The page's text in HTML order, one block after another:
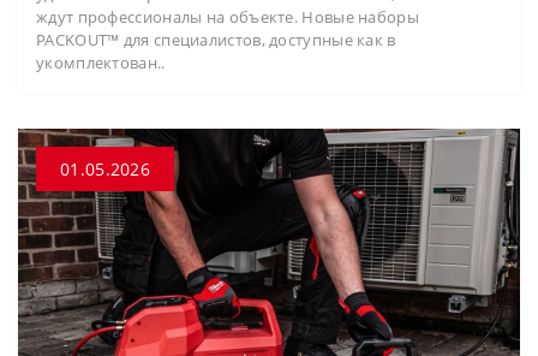
ждут профессионалы на объекте. Новые наборы
PACKOUT™ для специалистов, доступные как в
укомплектован..
01.05.2026